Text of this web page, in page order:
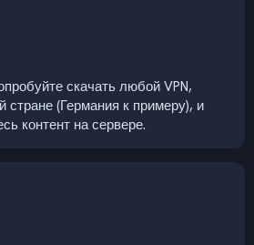
скачать любой VPN,
стране (Германия к примеру), и
контент на сервере.